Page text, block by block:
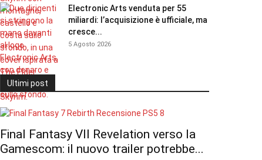
Electronic Arts venduta per 55
miliardi: l’acquisizione è ufficiale, ma
cresce...
5 Agosto 2026
Ultimi post
Final Fantasy VII Revelation verso la
Gamescom: il nuovo trailer potrebbe...